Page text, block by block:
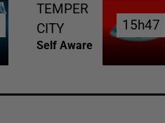
TEMPER
CITY
Self Aware
15h47
15h47